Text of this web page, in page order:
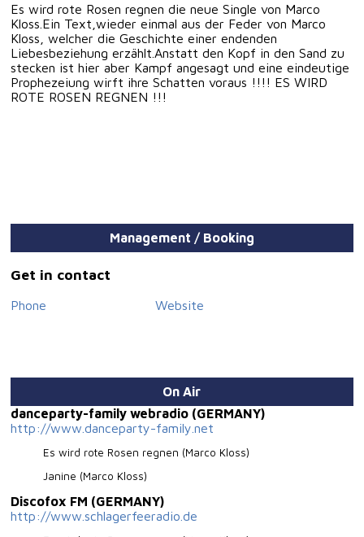
Es wird rote Rosen regnen die neue Single von Marco
Kloss.Ein Text,wieder einmal aus der Feder von Marco
Kloss, welcher die Geschichte einer endenden
Liebesbeziehung erzählt.Anstatt den Kopf in den Sand zu
stecken ist hier aber Kampf angesagt und eine eindeutige
Prophezeiung wirft ihre Schatten voraus !!!! ES WIRD
ROTE ROSEN REGNEN !!!
Management / Booking
Get in contact
Phone Website
On Air
danceparty-family webradio (GERMANY)
http://www.danceparty-family.net
Es wird rote Rosen regnen (Marco Kloss)
Janine (Marco Kloss)
Discofox FM (GERMANY)
http://www.schlagerfeeradio.de